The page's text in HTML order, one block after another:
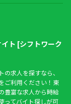
ト [シフトワーク
求人を探すなら、
ご利用ください！東
豊富な求人から時給
ってバイト探しが可